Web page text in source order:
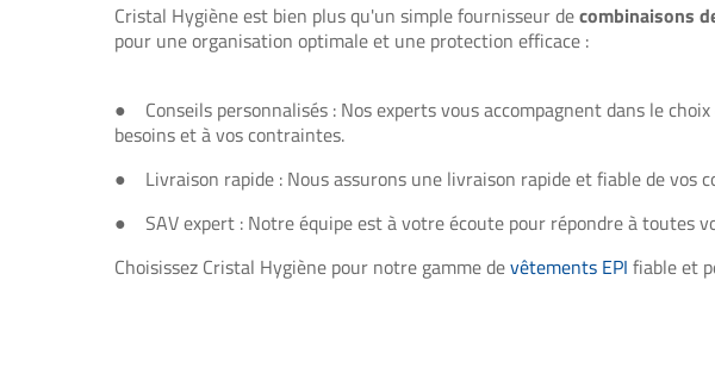
Cristal Hygiène est bien plus qu'un simple fournisseur decombinaisons
pour une organisation optimale et une protection efficace :
● Conseils personnalisés : Nos experts vous accompagnent dans le
besoins et à vos contraintes.
● Livraison rapide : Nous assurons une livraison rapide et fiable de vos
● SAV expert : Notre équipe est à votre écoute pour répondre à toutes
Choisissez Cristal Hygiène pour notre gamme devêtements EPI fiable et